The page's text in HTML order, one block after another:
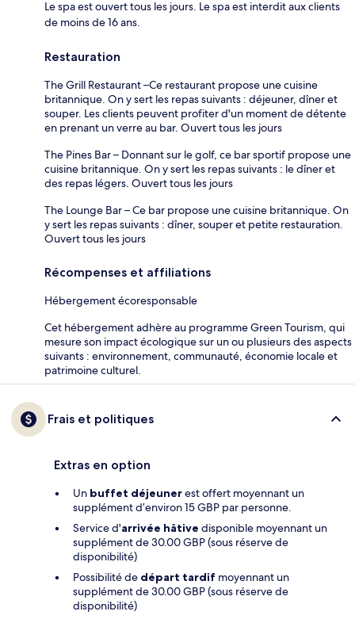
Le spa est ouvert tous les jours. Le spa est interdit aux clients
de moins de 16 ans.
Restauration
The Grill Restaurant –Ce restaurant propose une cuisine
britannique. On y sert les repas suivants : déjeuner, dîner et
souper. Les clients peuvent profiter d'un moment de détente
en prenant un verre au bar. Ouvert tous les jours
The Pines Bar – Donnant sur le golf, ce bar sportif propose une
cuisine britannique. On y sert les repas suivants : le dîner et
des repas légers. Ouvert tous les jours
The Lounge Bar – Ce bar propose une cuisine britannique. On
y sert les repas suivants : dîner, souper et petite restauration.
Ouvert tous les jours
Récompenses et affiliations
Hébergement écoresponsable
Cet hébergement adhère au programme Green Tourism, qui
mesure son impact écologique sur un ou plusieurs des aspects
suivants : environnement, communauté, économie locale et
patrimoine culturel.
Frais et politiques
Extras en option
Un buffet déjeunerest offert moyennant un
supplément d’environ 15 GBP par personne.
Service d'arrivée hâtive disponible moyennant un
supplément de 30.00 GBP (sous réserve de
disponibilité)
Possibilité de départ tardif moyennant un
supplément de 30.00 GBP (sous réserve de
disponibilité)